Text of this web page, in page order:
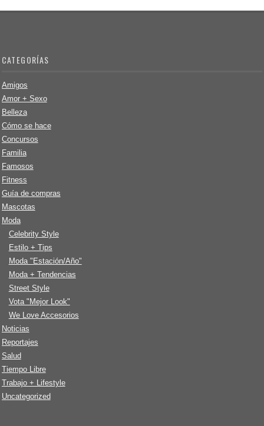
CATEGORÍAS
Amigos
Amor + Sexo
Belleza
Cómo se hace
Concursos
Familia
Famosos
Fitness
Guía de compras
Mascotas
Moda
Celebrity Style
Estilo + Tips
Moda "Estación/Año"
Moda + Tendencias
Street Style
Vota "Mejor Look"
We Love Accesorios
Noticias
Reportajes
Salud
Tiempo Libre
Trabajo + Lifestyle
Uncategorized